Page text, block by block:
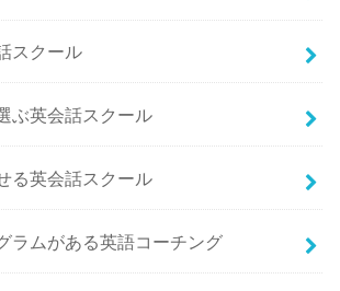
スクール
ぶ英会話スクール
る英会話スクール
ラムがある英語コーチング